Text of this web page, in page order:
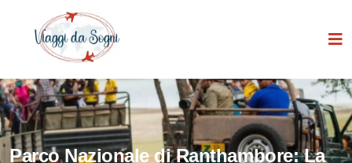
Parco Nazionale di Ranthambore: La